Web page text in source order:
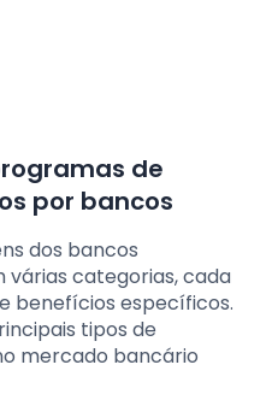
de
por bancos
dos bancos
várias categorias, cada
benefícios específicos.
tipos de
mercado bancário